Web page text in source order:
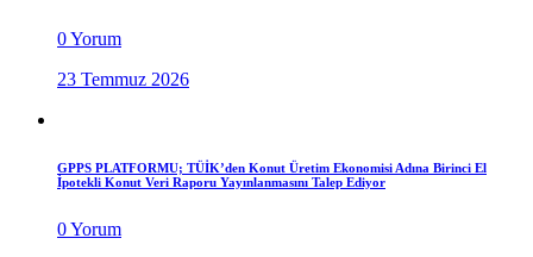
0 Yorum
23 Temmuz 2026
GPPS PLATFORMU; TÜİK’den Konut Üretim Ekonomisi Adına Birinci El
İpotekli Konut Veri Raporu Yayınlanmasını Talep Ediyor
0 Yorum